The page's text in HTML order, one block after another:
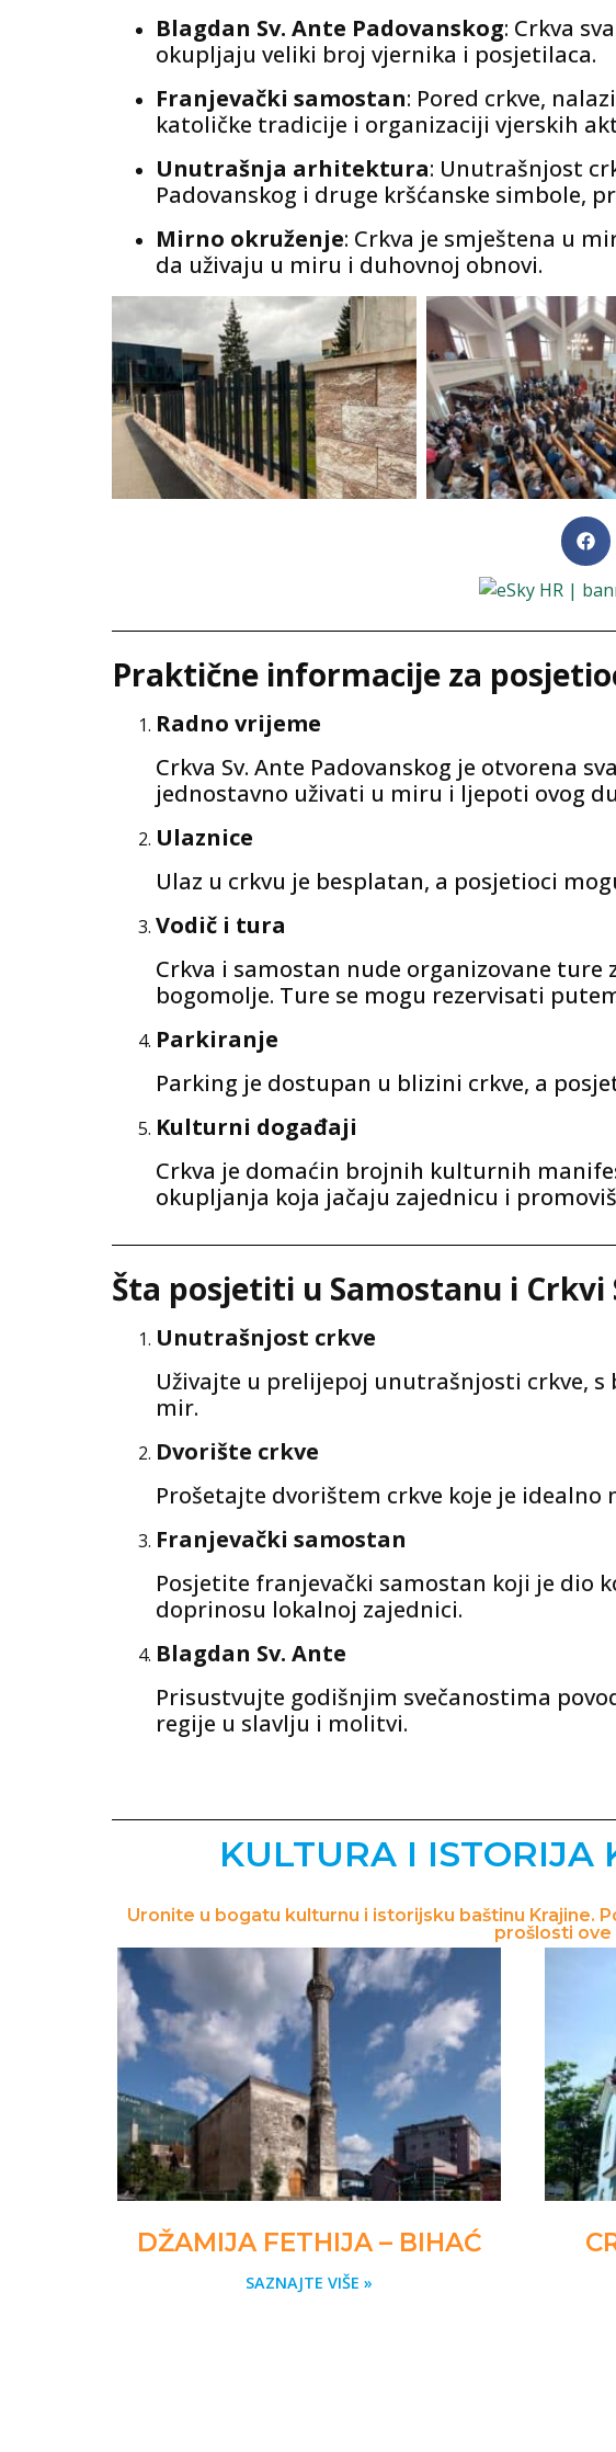
Blagdan Sv. Ante Padovanskog: Crkva
okupljaju veliki broj vjernika i posjetilaca.
Franjevački samostan: Pored crkve,
katoličke tradicije i organizaciji vjerskih
Unutrašnja arhitektura: Unutrašnjost
Padovanskog i druge kršćanske simbole,
Mirno okruženje: Crkva je smještena u
da uživaju u miru i duhovnoj obnovi.
Praktične informacije za
Radno vrijeme
Crkva Sv. Ante Padovanskog je otvorena
jednostavno uživati u miru i ljepoti ovog
Ulaznice
Ulaz u crkvu je besplatan, a posjetioci
Vodič i tura
Crkva i samostan nude organizovane
bogomolje. Ture se mogu rezervisati
Parkiranje
Parking je dostupan u blizini crkve, a
Kulturni događaji
Crkva je domaćin brojnih kulturnih
okupljanja koja jačaju zajednicu i
Šta posjetiti u Samostanu i Crkvi
Unutrašnjost crkve
Uživajte u prelijepoj unutrašnjosti crkve,
mir.
Dvorište crkve
Prošetajte dvorištem crkve koje je
Franjevački samostan
Posjetite franjevački samostan koji je dio
doprinosu lokalnoj zajednici.
Blagdan Sv. Ante
Prisustvujte godišnjim svečanostima
regije u slavlju i molitvi.
KULTURA I ISTORIJA
Uronite u bogatu kulturnu i istorijsku baštinu Krajine.
prošlosti ove
DŽAMIJA FETHIJA – BIHAĆ
SAZNAJTE VIŠE »